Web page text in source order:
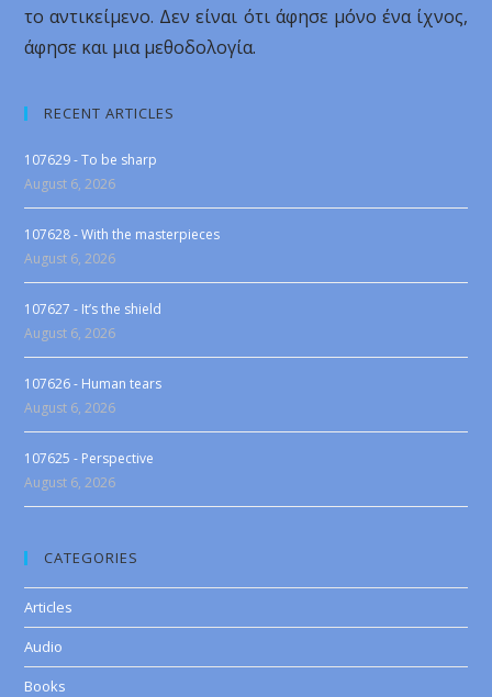
το αντικείμενο. Δεν είναι ότι άφησε μόνο ένα ίχνος,
άφησε και μια μεθοδολογία.
RECENT ARTICLES
107629 - To be sharp
August 6, 2026
107628 - With the masterpieces
August 6, 2026
107627 - It’s the shield
August 6, 2026
107626 - Human tears
August 6, 2026
107625 - Perspective
August 6, 2026
CATEGORIES
Articles
Audio
Books